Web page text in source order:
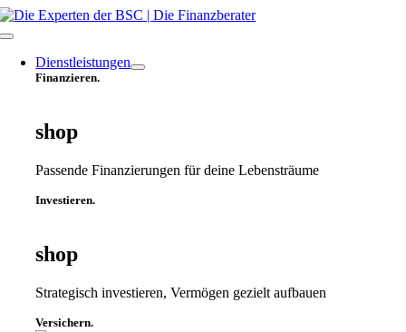
Zum
Inhalt
Toggle
NavigationDienstleistungen
Finanzieren.
shop
Passende Finanzierungen für deine Lebensträume
Investieren.
shop
Strategisch investieren, Vermögen gezielt aufbauen
Versichern.